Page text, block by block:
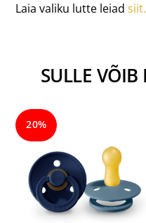
Laia valiku lutte leiadsiit.
SULLE
20%